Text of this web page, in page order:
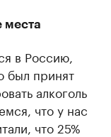
места
в Россию,
был принят
алкоголь
что у нас
что 25%